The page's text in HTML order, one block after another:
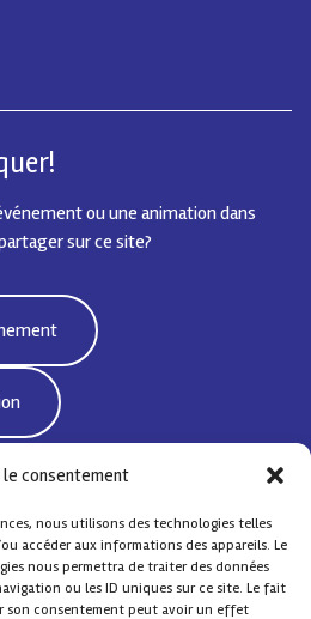
le consentement
nous utilisons des technologies telles
accéder aux informations des appareils. Le
nous permettra de traiter des données
ou les ID uniques sur ce site. Le fait
son consentement peut avoir un effet
ou une animation dans
sur ce site?
| 1000 Bruxelles - Belgique